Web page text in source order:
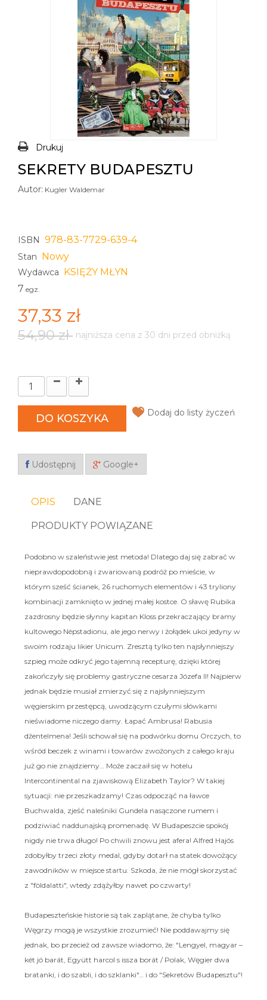
Drukuj
SEKRETY BUDAPESZTU
Autor: Kugler Waldemar
ISBN 978-83-7729-639-4
Stan Nowy
Wydawca KSIĘŻY MŁYN
7 egz.
37,33 zł
54,90 zł najniższa cena z 30 dni przed obniżką
DO KOSZYKA Dodaj do listy życzeń
Udostępnij Google+
OPIS DANE
PRODUKTY POWIĄZANE
Podobno w szaleństwie jest metoda! Dlatego daj się zabrać w
nieprawdopodobną i zwariowaną podróż po mieście, w
którym sześć ścianek, 26 ruchomych elementów i 43 tryliony
kombinacji zamknięto w jednej małej kostce. O sławę Rubika
zazdrosny będzie słynny kapitan Kloss przekraczający bramy
kultowego Népstadionu, ale jego nerwy i żołądek ukoi jedyny w
swoim rodzaju likier Unicum. Zresztą tylko ten najsłynniejszy
szpieg może odkryć jego tajemną recepturę, dzięki której
zakończyły się problemy gastryczne cesarza Józefa II! Najpierw
jednak będzie musiał zmierzyć się z najsłynniejszym
węgierskim przestępcą, uwodzącym czułymi słówkami
nieświadome niczego damy. Łapać Ambrusa! Rabusia
dżentelmena! Jeśli schował się na podwórku domu Orczych, to
wśród beczek z winami i towarów zwożonych z całego kraju
już go nie znajdziemy… Może zaczaił się w hotelu
Intercontinental na zjawiskową Elizabeth Taylor? W takiej
sytuacji: nie przeszkadzamy! Czas odpocząć na ławce
Buchwalda, zjeść naleśniki Gundela nasączone rumem i
podziwiać naddunajską promenadę. W Budapeszcie spokój
nigdy nie trwa długo! Po chwili znowu jest afera! Alfred Hajós
zdobyłby trzeci złoty medal, gdyby dotarł na statek dowożący
zawodników w miejsce startu. Szkoda, że nie mógł skorzystać
z "földalatti", wtedy zdążyłby nawet po czwarty!
Budapeszteńskie historie są tak zaplątane, że chyba tylko
Węgrzy mogą je wszystkie zrozumieć! Nie poddawajmy się
jednak, bo przecież od zawsze wiadomo, że: "Lengyel, magyar –
két jó barát, Együtt harcol s issza borát / Polak, Węgier dwa
bratanki, i do szabli, i do szklanki"… i do "Sekretów Budapesztu"!